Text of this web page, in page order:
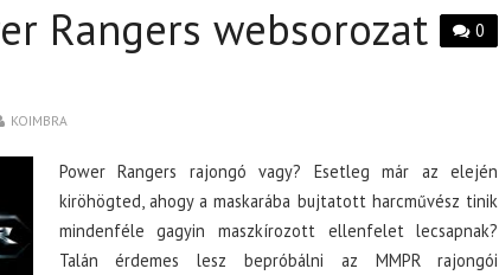
0
Rangers websorozat
KOIMBRA
Power Rangers rajongó vagy? Esetleg már az elején
kiröhögted, ahogy a maskarába bujtatott harcművész tinik
mindenféle gagyin maszkírozott ellenfelet lecsapnak?
Talán érdemes lesz bepróbálni az MMPR rajongói